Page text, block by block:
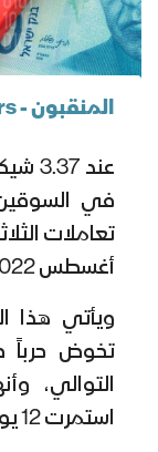
المنقبون - The Miners
عند
في السوقين
تعاملات
أغسطس 2022 بحسب بيانات رويترز.
ويأتي هذا
التوالي،
استمرت 12 يوما على إيران.